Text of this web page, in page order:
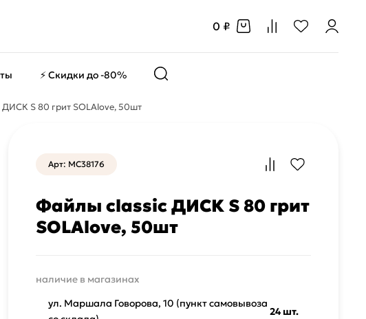
0 ₽
⚡ Скидки до -80%
S 80 грит SOLAlove, 50шт
Арт: MC38176
Файлы classic ДИСК S 80 грит
SOLAlove, 50шт
наличие в магазинах
ул. Маршала Говорова, 10 (пункт самовывоза
24 шт.